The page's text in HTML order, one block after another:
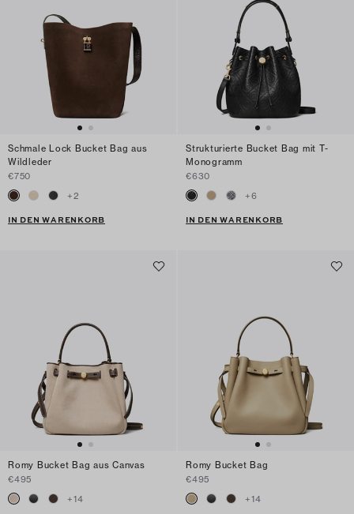
Schmale Lock Bucket Bag aus
Wildleder
€750
+2
IN DEN WARENKORB
Strukturierte Bucket Bag mit T-
Monogramm
€630
+6
IN DEN WARENKORB
Romy Bucket Bag aus Canvas
€495
+14
Romy Bucket Bag
€495
+14